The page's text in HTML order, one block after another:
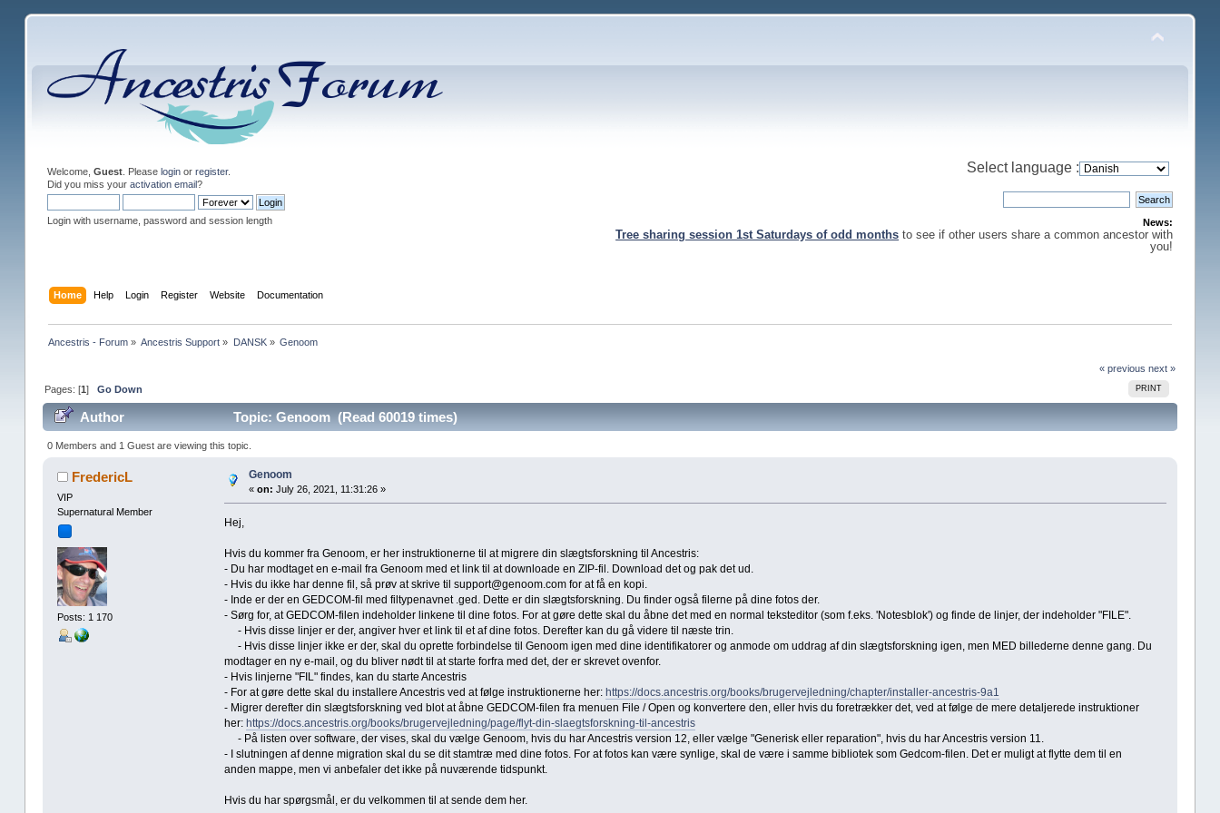
Welcome, Guest. Please loginor register.
Did you miss your activation email?
Login with username, password and session length
Select language :
News:
Tree sharing session 1st Saturdays of odd months to see if other users share a common ancestor with
you!
Home Help Login Register Website Documentation
Ancestris - Forum » Ancestris Support » DANSK» Genoom
« previous next »
PRINT
Pages: [1]Go Down
Author Topic: Genoom (Read 60019 times)
0 Members and 1 Guest are viewing this topic.
FredericL
VIP
Supernatural Member
Posts: 1 170
Genoom
« on: July 26, 2021, 11:31:26 »
Hej,
Hvis du kommer fra Genoom, er her instruktionerne til at migrere din slægtsforskning til Ancestris:
- Du har modtaget en e-mail fra Genoom med et link til at downloade en ZIP-fil. Download det og pak det ud.
- Hvis du ikke har denne fil, så prøv at skrive til support@genoom.com for at få en kopi.
- Inde er der en GEDCOM-fil med filtypenavnet .ged. Dette er din slægtsforskning. Du finder også filerne på dine fotos der.
- Sørg for, at GEDCOM-filen indeholder linkene til dine fotos. For at gøre dette skal du åbne det med en normal teksteditor (som f.eks. 'Notesblok') og finde de linjer, der indeholder "FILE".
- Hvis disse linjer er der, angiver hver et link til et af dine fotos. Derefter kan du gå videre til næste trin.
- Hvis disse linjer ikke er der, skal du oprette forbindelse til Genoom igen med dine identifikatorer og anmode om uddrag af din slægtsforskning igen, men MED billederne denne gang. Du
modtager en ny e-mail, og du bliver nødt til at starte forfra med det, der er skrevet ovenfor.
- Hvis linjerne "FIL" findes, kan du starte Ancestris
- For at gøre dette skal du installere Ancestris ved at følge instruktionerne her: https://docs.ancestris.org/books/brugervejledning/chapter/installer-ancestris-9a1
- Migrer derefter din slægtsforskning ved blot at åbne GEDCOM-filen fra menuen File / Open og konvertere den, eller hvis du foretrækker det, ved at følge de mere detaljerede instruktioner
her: https://docs.ancestris.org/books/brugervejledning/page/flyt-din-slaegtsforskning-til-ancestris
- På listen over software, der vises, skal du vælge Genoom, hvis du har Ancestris version 12, eller vælge "Generisk eller reparation", hvis du har Ancestris version 11.
- I slutningen af ​​denne migration skal du se dit stamtræ med dine fotos. For at fotos kan være synlige, skal de være i samme bibliotek som Gedcom-filen. Det er muligt at flytte dem til en
anden mappe, men vi anbefaler det ikke på nuværende tidspunkt.
Hvis du har spørgsmål, er du velkommen til at sende dem her.